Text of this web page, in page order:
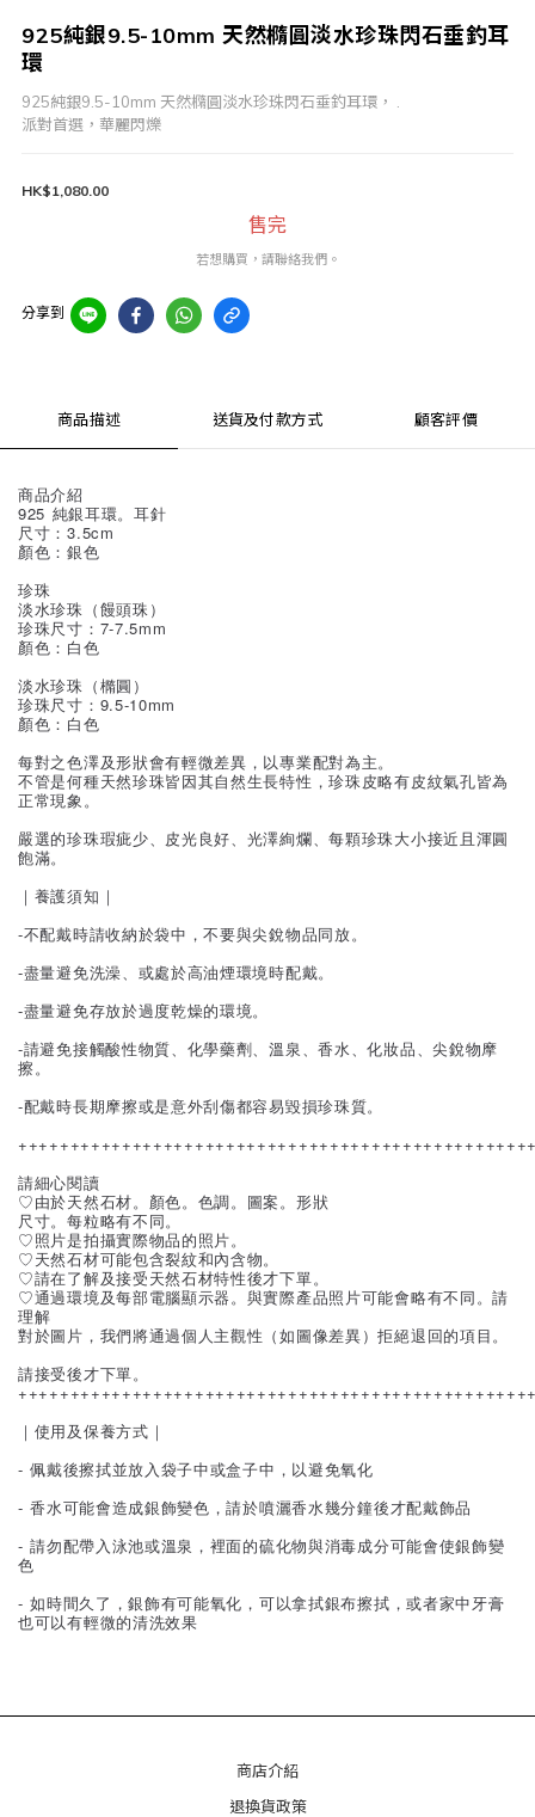
925純銀9.5-10mm 天然橢圓淡水珍珠閃石垂釣耳
環
925純銀9.5-10mm 天然橢圓淡水珍珠閃石垂釣耳環， .
派對首選，華麗閃爍
HK$1,080.00
售完
若想購買，請聯絡我們。
分享到
商品描述 送貨及付款方式 顧客評價
商品介紹
925 純銀耳環。耳針
尺寸：3.5cm
顏色：銀色
珍珠
淡水珍珠（饅頭珠）
珍珠尺寸：7-7.5mm
顏色：白色
淡水珍珠（橢圓）
珍珠尺寸：9.5-10mm
顏色：白色
每對之色澤及形狀會有輕微差異，以專業配對為主。
不管是何種天然珍珠皆因其自然生長特性，珍珠皮略有皮紋氣孔皆為
正常現象。
嚴選的珍珠瑕疵少、皮光良好、光澤絢爛、每顆珍珠大小接近且渾圓
飽滿。
｜養護須知｜
-不配戴時請收納於袋中，不要與尖銳物品同放。
-盡量避免洗澡、或處於高油煙環境時配戴。
-盡量避免存放於過度乾燥的環境。
-請避免接觸酸性物質、化學藥劑、溫泉、香水、化妝品、尖銳物摩
擦。
-配戴時長期摩擦或是意外刮傷都容易毀損珍珠質。
請細心閱讀
♡由於天然石材。顏色。色調。圖案。形狀
尺寸。每粒略有不同。
♡照片是拍攝實際物品的照片。
♡天然石材可能包含裂紋和內含物。
♡請在了解及接受天然石材特性後才下單。
♡通過環境及每部電腦顯示器。與實際產品照片可能會略有不同。請
理解
對於圖片，我們將通過個人主觀性（如圖像差異）拒絕退回的項目。
請接受後才下單。
｜使用及保養方式｜
- 佩戴後擦拭並放入袋子中或盒子中，以避免氧化
- 香水可能會造成銀飾變色，請於噴灑香水幾分鐘後才配戴飾品
- 請勿配帶入泳池或溫泉，裡面的硫化物與消毒成分可能會使銀飾變
色
- 如時間久了，銀飾有可能氧化，可以拿拭銀布擦拭，或者家中牙膏
也可以有輕微的清洗效果
商店介紹
退換貨政策